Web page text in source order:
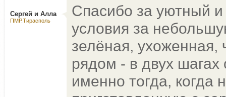
Сергей и Алла
ПМР.Тирасполь
Спасибо за уютный
условия за
зелёная, ухоженная,
рядом - в двух
именно тогда, когда